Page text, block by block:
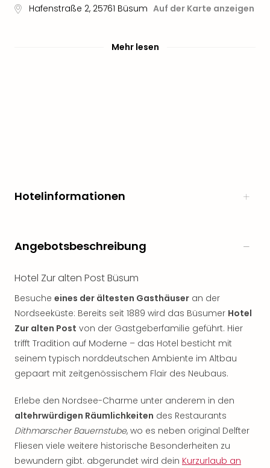
Hafenstraße 2, 25761 Büsum Auf der Karte anzeigen
Mehr lesen
Hotelinformationen
Angebotsbeschreibung
Hotel Zur alten Post Büsum
Besuche eines der ältesten Gasthäuser an der
Nordseeküste: Bereits seit 1889 wird das Büsumer Hotel
Zur alten Post von der Gastgeberfamilie geführt. Hier
trifft Tradition auf Moderne – das Hotel besticht mit
seinem typisch norddeutschen Ambiente im Altbau
gepaart mit zeitgenössischem Flair des Neubaus.
Erlebe den Nordsee-Charme unter anderem in den
altehrwürdigen Räumlichkeiten des Restaurants
Dithmarscher Bauernstube, wo es neben original Delfter
Fliesen viele weitere historische Besonderheiten zu
bewundern gibt. abgerundet wird dein Kurzurlaub an